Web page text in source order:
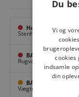
Hovedlager
Stenhuggervej 10,
BAGGI Tarup
Rugvang 36, Odense
BAGGI Nyborg
Vægtergade 1,
Du
Vi og
cookies
indsamle
din